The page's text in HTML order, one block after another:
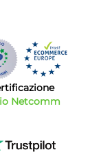
Netcomm